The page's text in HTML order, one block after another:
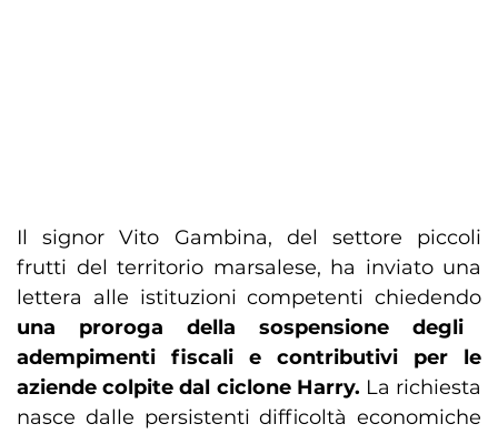
Il signor Vito Gambina, del settore piccoli
frutti del territorio marsalese, ha inviato una
lettera alle istituzioni competenti chiedendo
una proroga della sospensione degli
adempimenti fiscali e contributivi per le
aziende colpite dal ciclone Harry. La richiesta
nasce dalle persistenti difficoltà economiche